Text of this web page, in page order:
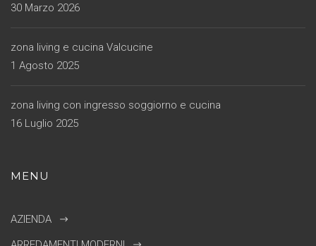
30 Marzo 2026
zona living e cucina Valcucine
1 Agosto 2025
zona living con ingresso soggiorno e cucina
16 Luglio 2025
MENU
AZIENDA